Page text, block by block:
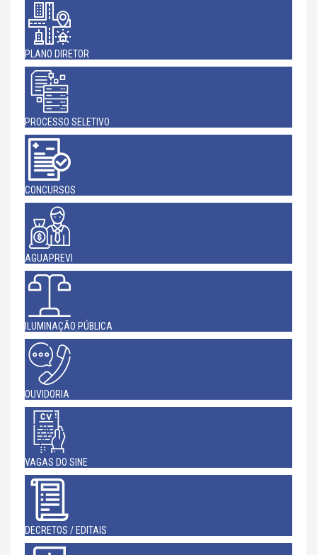
PLANO DIRETOR
PROCESSO SELETIVO
CONCURSOS
AGUAPREVI
ILUMINAÇÃO PÚBLICA
OUVIDORIA
VAGAS DO SINE
DECRETOS / EDITAIS